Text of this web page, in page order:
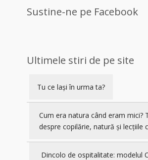
Sustine-ne pe Facebook
Ultimele stiri de pe site
Tu ce lași în urma ta?
Cum era natura când eram mici?
despre copilărie, natură și lecțiile
Dincolo de ospitalitate: modelul